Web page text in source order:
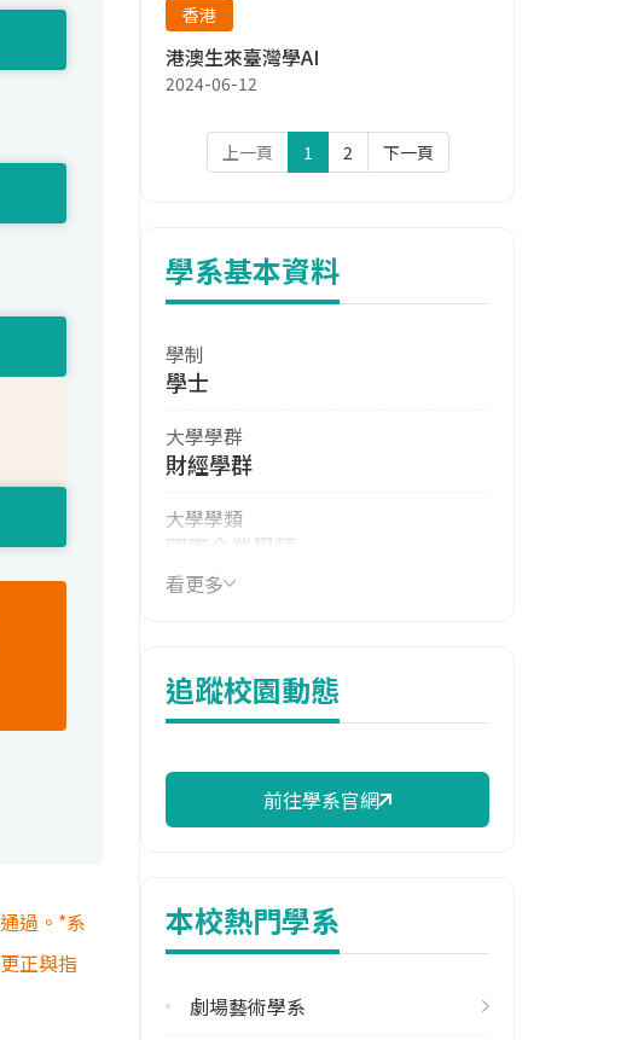
過。*系
正與指
香港
港澳生來臺灣學AI
2024-06-12
上一頁 1 2 下一頁
學系基本資料
學制
學士
大學學群
財經學群
大學學類
國際企業學類
技職群類
114年學費
17,490 元/學期
114年雜費
7,640 元/學期
雙主修人數
113學年度上學期
看更多
追蹤校園動態
前往學系官網
本校熱門學系
劇場藝術學系